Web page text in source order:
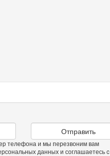
Отправить
телефона и мы перезвоним вам
данных и соглашаетесь c